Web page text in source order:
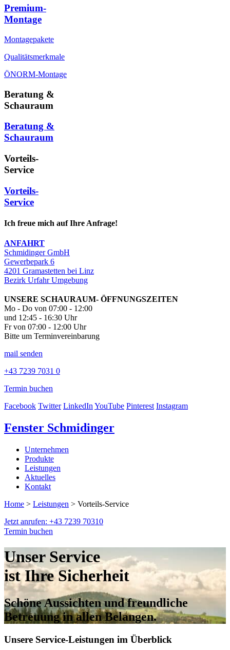
Premium-
Montage
Montagepakete
Qualitätsmerkmale
ÖNORM-Montage
Beratung &
Schauraum
Beratung &
Schauraum
Vorteils-
Service
Vorteils-
Service
Ich freue mich auf Ihre Anfrage!
ANFAHRT
Schmidinger GmbH
Gewerbepark 6
4201 Gramastetten bei Linz
Bezirk Urfahr Umgebung
UNSERE SCHAURAUM- ÖFFNUNGSZEITEN
Mo - Do von 07:00 - 12:00
und 12:45 - 16:30 Uhr
Fr von 07:00 - 12:00 Uhr
Bitte um Terminvereinbarung
mail senden
+43 7239 7031 0
Termin buchen
Facebook Twitter LinkedInYouTube Pinterest Instagram
Fenster Schmidinger
Unternehmen
Produkte
Leistungen
Aktuelles
Kontakt
Home > Leistungen > Vorteils-Service
Jetzt anrufen: +43 7239 70310
Termin buchen
Unser Service
ist Ihre Sicherheit
Schöne Aussichten und freundliche
Betreuung in allen Belangen.
Unsere Service-Leistungen im Überblick